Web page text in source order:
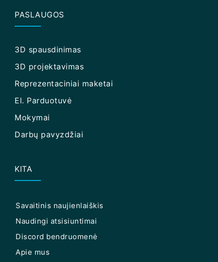
PASLAUGOS
3D spausdinimas
3D projektavimas
Reprezentaciniai maketai
El. Parduotuvė
Mokymai
Darbų pavyzdžiai
KITA
Savaitinis naujienlaiškis
Naudingi atsisiuntimai
Discord bendruomenė
Apie mus